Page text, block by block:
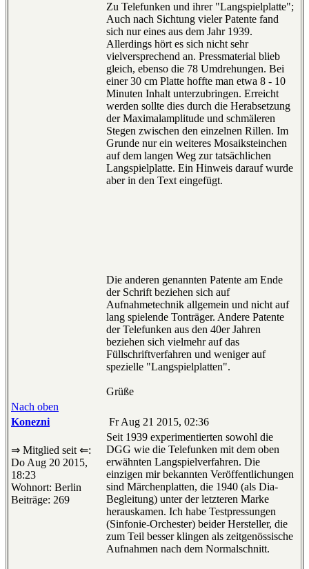
Zu Telefunken und ihrer "Langspielplatte";
Auch nach Sichtung vieler Patente fand
sich nur eines aus dem Jahr 1939.
Allerdings hört es sich nicht sehr
vielversprechend an. Pressmaterial blieb
gleich, ebenso die 78 Umdrehungen. Bei
einer 30 cm Platte hoffte man etwa 8 - 10
Minuten Inhalt unterzubringen. Erreicht
werden sollte dies durch die Herabsetzung
der Maximalamplitude und schmäleren
Stegen zwischen den einzelnen Rillen. Im
Grunde nur ein weiteres Mosaiksteinchen
auf dem langen Weg zur tatsächlichen
Langspielplatte. Ein Hinweis darauf wurde
aber in den Text eingefügt.
Die anderen genannten Patente am Ende
der Schrift beziehen sich auf
Aufnahmetechnik allgemein und nicht auf
lang spielende Tonträger. Andere Patente
der Telefunken aus den 40er Jahren
beziehen sich vielmehr auf das
Füllschriftverfahren und weniger auf
spezielle "Langspielplatten".
Grüße
Nach oben
Konezni
Fr Aug 21 2015, 02:36
⇒ Mitglied seit ⇐:
Do Aug 20 2015,
18:23
Wohnort: Berlin
Beiträge: 269
Seit 1939 experimentierten sowohl die
DGG wie die Telefunken mit dem oben
erwähnten Langspielverfahren. Die
einzigen mir bekannten Veröffentlichungen
sind Märchenplatten, die 1940 (als Dia-
Begleitung) unter der letzteren Marke
herauskamen. Ich habe Testpressungen
(Sinfonie-Orchester) beider Hersteller, die
zum Teil besser klingen als zeitgenössische
Aufnahmen nach dem Normalschnitt.